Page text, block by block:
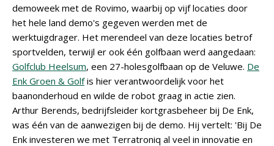
demoweek met de Rovimo, waarbij op vijf locaties door
het hele land demo's gegeven werden met de
werktuigdrager. Het merendeel van deze locaties betrof
sportvelden, terwijl er ook één golfbaan werd aangedaan:
Golfclub Heelsum, een 27-holesgolfbaan op de Veluwe. De
Enk Groen & Golfis hier verantwoordelijk voor het
baanonderhoud en wilde de robot graag in actie zien.
Arthur Berends, bedrijfsleider kortgrasbeheer bij De Enk,
was één van de aanwezigen bij de demo. Hij vertelt: 'Bij De
Enk investeren we met Terratroniq al veel in innovatie en